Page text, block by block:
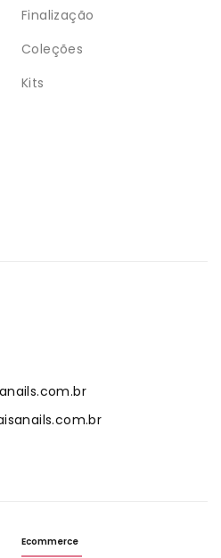
Finalização
Coleções
Kits
Ecommerce